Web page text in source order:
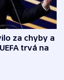
za chyby a
trvá na